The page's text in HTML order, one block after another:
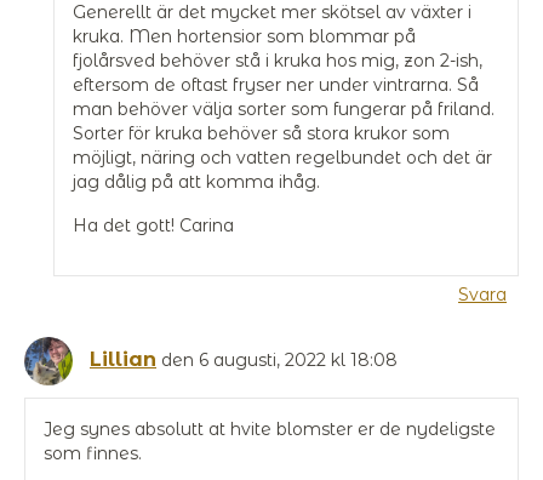
Generellt är det mycket mer skötsel av växter i
kruka. Men hortensior som blommar på
fjolårsved behöver stå i kruka hos mig, zon 2-ish,
eftersom de oftast fryser ner under vintrarna. Så
man behöver välja sorter som fungerar på friland.
Sorter för kruka behöver så stora krukor som
möjligt, näring och vatten regelbundet och det är
jag dålig på att komma ihåg.
Ha det gott! Carina
Svara
Lillian den 6 augusti, 2022 kl 18:08
Jeg synes absolutt at hvite blomster er de nydeligste
som finnes.